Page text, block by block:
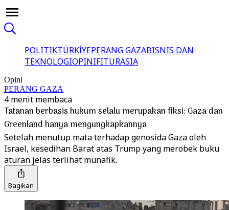
POLITIKTÜRKİYEPERANG GAZABISNIS DAN
TEKNOLOGIOPINIFITURASIA
Opini
PERANG GAZA
4 menit membaca
Tatanan berbasis hukum selalu merupakan fiksi; Gaza dan
Greenland hanya mengungkapkannya
Setelah menutup mata terhadap genosida Gaza oleh
Israel, kesedihan Barat atas Trump yang merobek buku
aturan jelas terlihat munafik.
Bagikan